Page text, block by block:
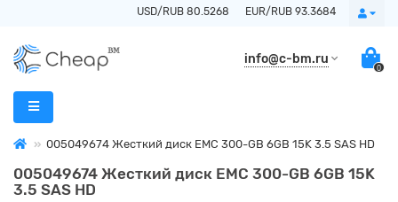
USD/RUB 80.5268 EUR/RUB 93.3684
info@c-bm.ru
0
005049674 Жесткий диск EMC 300-GB 6GB 15K 3.5 SAS HD
005049674 Жесткий диск EMC 300-GB 6GB 15K
3.5 SAS HD